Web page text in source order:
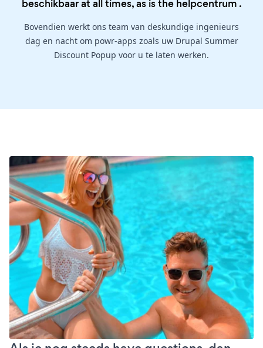
beschikbaar at all times, as is the helpcentrum .
Bovendien werkt ons team van deskundige ingenieurs
dag en nacht om powr-apps zoals uw Drupal Summer
Discount Popup voor u te laten werken.